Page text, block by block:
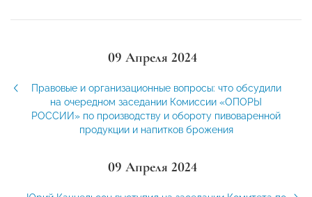
09 Апреля 2024
Правовые и организационные вопросы: что обсудили
на очередном заседании Комиссии «ОПОРЫ
РОССИИ» по производству и обороту пивоваренной
продукции и напитков брожения
09 Апреля 2024